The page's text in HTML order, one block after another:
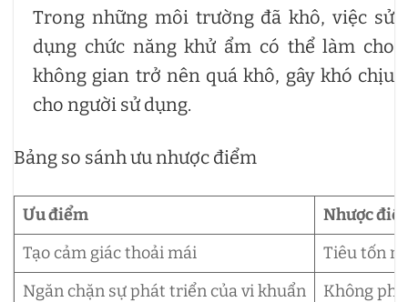
Trong những môi trường đã khô, việc sử
dụng chức năng khử ẩm có thể làm cho
không gian trở nên quá khô, gây khó chịu
cho người sử dụng.
Bảng so sánh ưu nhược điểm
Ưu điểm
Nhược
Tạo cảm giác thoải mái
Tiêu tốn
Ngăn chặn sự phát triển của vi khuẩn
Không